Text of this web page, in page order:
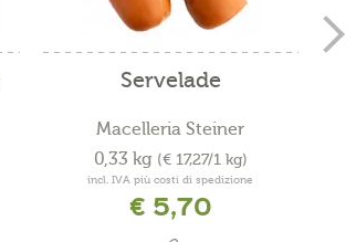
Servelade
Macelleria Steiner
0,33 kg (€ 17,27/1 kg)
incl. IVA più costi di spedizione
€ 5,70